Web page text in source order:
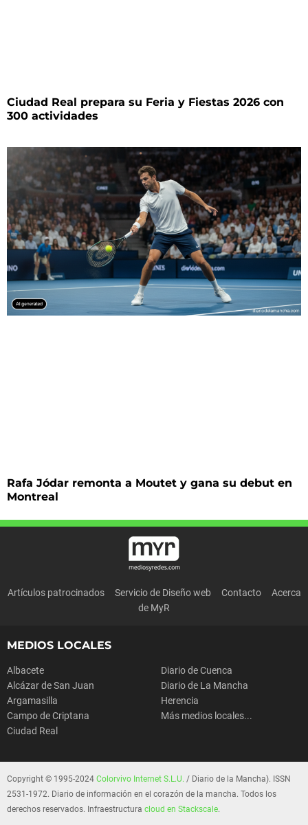
Ciudad Real prepara su Feria y Fiestas 2026 con
300 actividades
Rafa Jódar remonta a Moutet y gana su debut en
Montreal
Artículos patrocinados Servicio de Diseño web Contacto
Acerca
de MyR
MEDIOS LOCALES
Albacete
Alcázar de San Juan
Argamasilla
Campo de Criptana
Ciudad Real
Diario de Cuenca
Diario de La Mancha
Herencia
Más medios locales...
Copyright © 1995-2024 Colorvivo Internet S.L.U. / Diario de la Mancha). ISSN
2531-1972. Diario de información en el corazón de la mancha. Todos los
derechos reservados. Infraestructura cloud en Stackscale.